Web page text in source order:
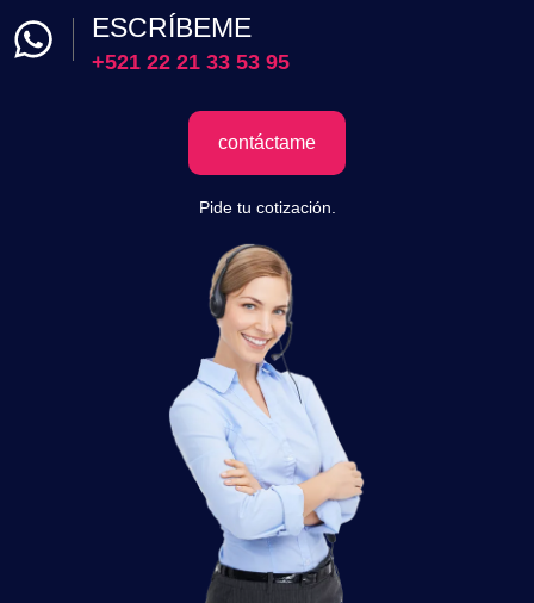
ESCRÍBEME
+521 22 21 33 53 95
contáctame
Pide tu cotización.